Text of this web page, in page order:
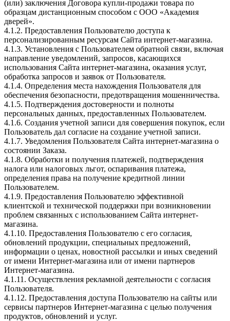
(или) заключения Договора купли-продажи товара по
образцам дистанционным способом с ООО «Академия
дверей».
4.1.2. Предоставления Пользователю доступа к
персонализированным ресурсам Сайта интернет-магазина.
4.1.3. Установления с Пользователем обратной связи, включая
направление уведомлений, запросов, касающихся
использования Сайта интернет-магазина, оказания услуг,
обработка запросов и заявок от Пользователя.
4.1.4. Определения места нахождения Пользователя для
обеспечения безопасности, предотвращения мошенничества.
4.1.5. Подтверждения достоверности и полноты
персональных данных, предоставленных Пользователем.
4.1.6. Создания учетной записи для совершения покупок, если
Пользователь дал согласие на создание учетной записи.
4.1.7. Уведомления Пользователя Сайта интернет-магазина о
состоянии Заказа.
4.1.8. Обработки и получения платежей, подтверждения
налога или налоговых льгот, оспаривания платежа,
определения права на получение кредитной линии
Пользователем.
4.1.9. Предоставления Пользователю эффективной
клиентской и технической поддержки при возникновении
проблем связанных с использованием Сайта интернет-
магазина.
4.1.10. Предоставления Пользователю с его согласия,
обновлений продукции, специальных предложений,
информации о ценах, новостной рассылки и иных сведений
от имени Интернет-магазина или от имени партнеров
Интернет-магазина.
4.1.11. Осуществления рекламной деятельности с согласия
Пользователя.
4.1.12. Предоставления доступа Пользователю на сайты или
сервисы партнеров Интернет-магазина с целью получения
продуктов, обновлений и услуг.